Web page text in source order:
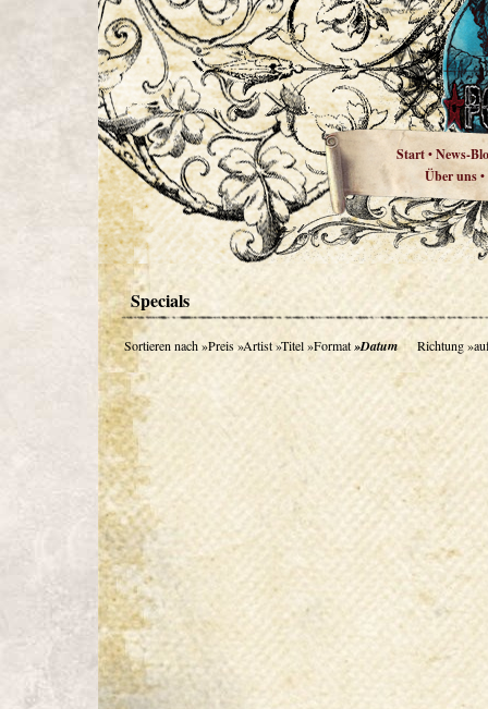
Start•News-
Über uns•
Specials
Sortieren nach»Preis»Artist»Titel»Format»Datum Richtung